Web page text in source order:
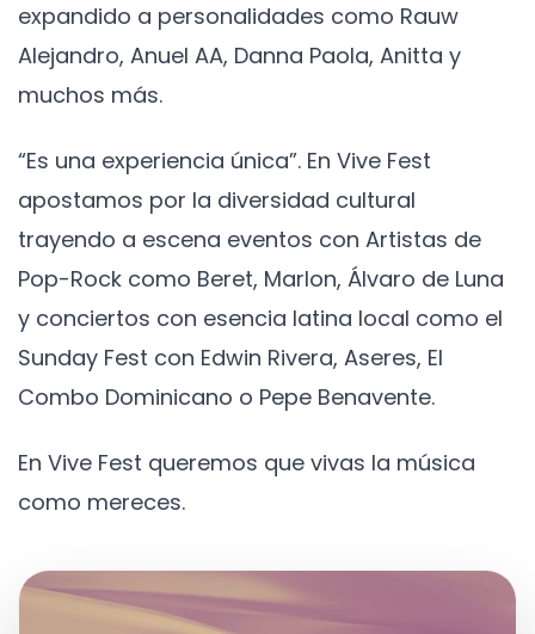
expandido a personalidades como Rauw
Alejandro, Anuel AA, Danna Paola, Anitta y
muchos más.
“Es una experiencia única”. En Vive Fest
apostamos por la diversidad cultural
trayendo a escena eventos con Artistas de
Pop-Rock como Beret, Marlon, Álvaro de Luna
y conciertos con esencia latina local como el
Sunday Fest con Edwin Rivera, Aseres, El
Combo Dominicano o Pepe Benavente.
En Vive Fest queremos que vivas la música
como mereces.